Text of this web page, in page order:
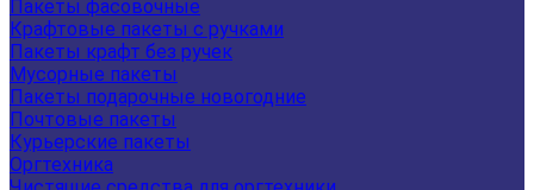
Пакеты фасовочные
Крафтовые пакеты с ручками
Пакеты крафт без ручек
Мусорные пакеты
Пакеты подарочные новогодние
Почтовые пакеты
Курьерские пакеты
Оргтехника